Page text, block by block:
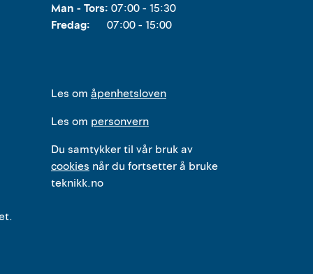
Man - Tors: 07:00 - 15:30
Fredag: 07:00 - 15:00
Les om åpenhetsloven
Les om personvern
Du samtykker til vår bruk av
cookies når du fortsetter å bruke
teknikk.no